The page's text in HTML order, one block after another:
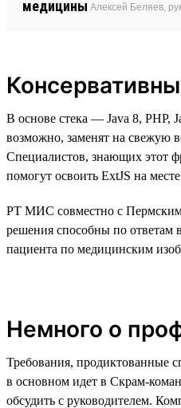
Алексей Беляев,
В основе стека — Java 8, PHP,
возможно, заменят на свежую
Специалистов, знающих этот
помогут освоить ExtJS на
РТ МИС совместно с Пермским
решения способны по ответам
пациента по медицинским
Немного о
Требования, продиктованные
в основном идет в Скрам-
обсудить с руководителем.